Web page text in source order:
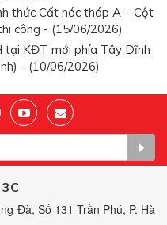
thức Cất nóc tháp A – Cột
công - (15/06/2026)
tại KĐT mới phía Tây Dĩnh
- (10/06/2026)
Đà, Số 131 Trần Phú, P. Hà